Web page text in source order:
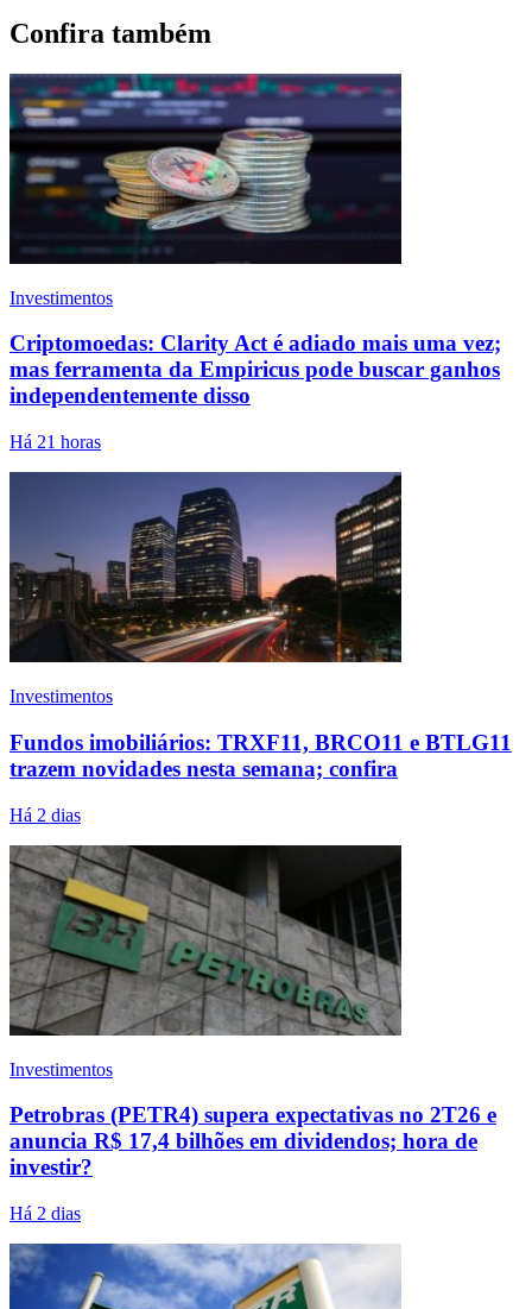
Confira também
Investimentos
Criptomoedas: Clarity Act é adiado mais uma vez;
mas ferramenta da Empiricus pode buscar ganhos
independentemente disso
Há 21 horas
Investimentos
Fundos imobiliários: TRXF11, BRCO11 e BTLG11
trazem novidades nesta semana; confira
Há 2 dias
Investimentos
Petrobras (PETR4) supera expectativas no 2T26 e
anuncia R$ 17,4 bilhões em dividendos; hora de
investir?
Há 2 dias